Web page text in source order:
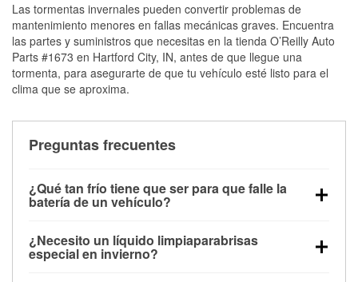
Las tormentas invernales pueden convertir problemas de
mantenimiento menores en fallas mecánicas graves. Encuentra
las partes y suministros que necesitas en la tienda O’Reilly Auto
Parts #1673 en Hartford City, IN, antes de que llegue una
tormenta, para asegurarte de que tu vehículo esté listo para el
clima que se aproxima.
Preguntas frecuentes
¿Qué tan frío tiene que ser para que falle la
batería de un vehículo?
debajo de los 32 °F y puede perder hasta la mitad de
su potencia de arranque cerca de los 0 °F, lo que
¿Necesito un líquido limpiaparabrisas
especial en invierno?